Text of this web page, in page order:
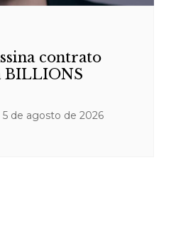
contrato
BILLIONS
5 de agosto de 2026